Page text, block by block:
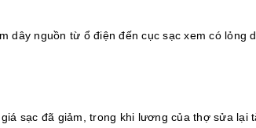
dây nguồn từ ổ điện đến cục sạc xem có lỏng
sạc đã giảm, trong khi lương của thợ sửa lại